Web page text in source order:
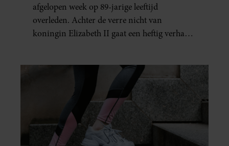
afgelopen week op 89-jarige leeftijd
overleden. Achter de verre nicht van
koningin Elizabeth II gaat een heftig verhaal